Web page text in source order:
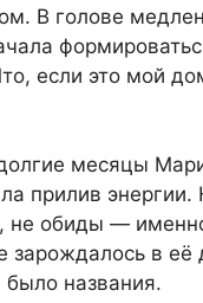
В голове
если это мой
месяцы
прилив энергии.
не обиды —
зарождалось в её
названия.